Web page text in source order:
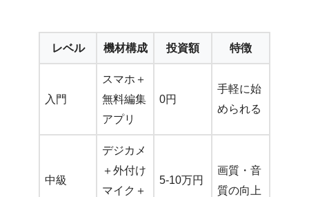
レベル 機材構成 投資額 特徴
入門
スマホ＋
無料編集
アプリ
0円
手軽に始
められる
中級
デジカメ
＋外付け
マイク＋
5-10万円
画質・音
質の向上